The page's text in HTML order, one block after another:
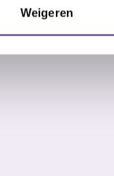
Weigeren